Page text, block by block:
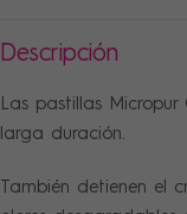
Descripción
Las pastillas
larga duración.
También detienen el